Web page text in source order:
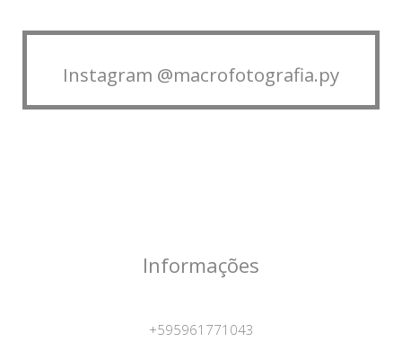
Instagram @macrofotografia.py
Informações
+595961771043